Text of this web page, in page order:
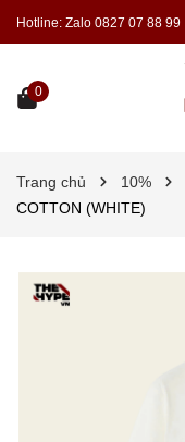
Hotline: Zalo 0827 07 88 99
0
Trang chủ 10%
COTTON (WHITE)